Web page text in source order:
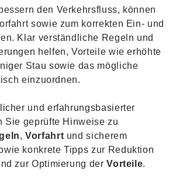
den Verkehrsfluss, können
sowie zum korrekten Ein- und
Klar verständliche Regeln und
helfen, Vorteile wie erhöhte
Stau sowie das mögliche
einzuordnen.
und erfahrungsbasierter
Sie geprüfte Hinweise zu
,Vorfahrt und sicherem
konkrete Tipps zur Reduktion
zur Optimierung derVorteile.